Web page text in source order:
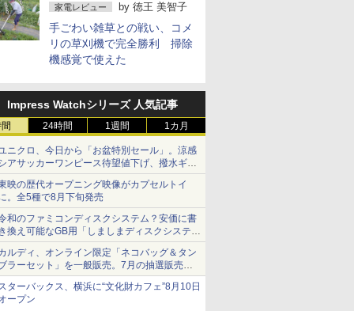
家電レビュー by 徳王 美智子
手ごわい雑草との戦い、コメ
リの草刈機で完全勝利 掃除
機感覚で使えた
Impress Watchシリーズ 人気記事
24時間 1週間 1カ月
ニクロ、今日から「お盆特別セール」。涼感
アサッカーワンピース待望値下げ、撥水ギア
ョーツは1990円に
映の歴代オープニング映像がカプセルトイ
。全5種で8月下旬発売
和のファミコンディスクシステム？安価に書
換え可能なGB用「しましまディスクシステ
」
ルディ、オンライン限定「ネコバッグ＆タン
ラーセット」を一般販売。7月の抽選販売の
選無効分
ターバックス、横浜に“文化財カフェ”8月10日
ープン